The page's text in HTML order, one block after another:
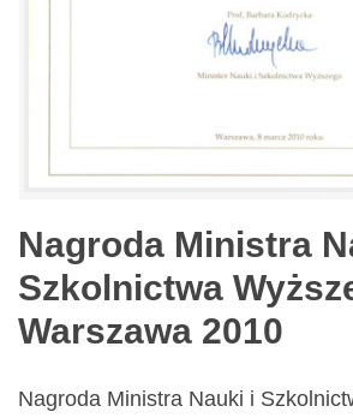
Nagroda Ministra
Szkolnictwa
Warszawa 2010
Nagroda Ministra Nauki i